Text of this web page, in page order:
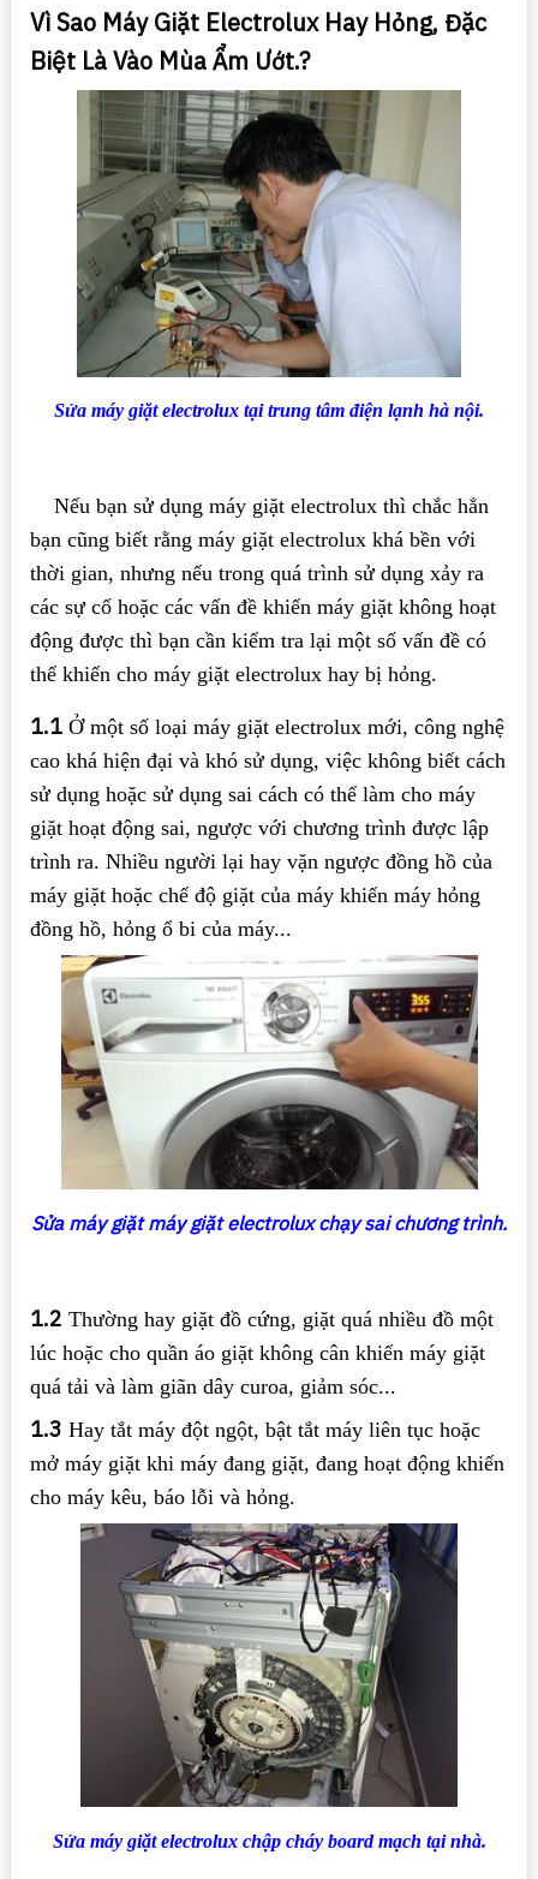
Vì Sao Máy Giặt Electrolux Hay Hỏng, Đặc
Biệt Là Vào Mùa Ẩm Ướt.?
Sửa máy giặt electrolux tại trung tâm điện lạnh hà nội.
Nếu bạn sử dụng máy giặt electrolux thì chắc hẳn
bạn cũng biết rằng máy giặt electrolux khá bền với
thời gian, nhưng nếu trong quá trình sử dụng xảy ra
các sự cố hoặc các vấn đề khiến máy giặt không hoạt
động được thì bạn cần kiểm tra lại một số vấn đề có
thể khiến cho máy giặt electrolux hay bị hỏng.
1.1 Ở một số loại máy giặt electrolux mới, công nghệ
cao khá hiện đại và khó sử dụng, việc không biết cách
sử dụng hoặc sử dụng sai cách có thể làm cho máy
giặt hoạt động sai, ngược với chương trình được lập
trình ra. Nhiều người lại hay vặn ngược đồng hồ của
máy giặt hoặc chế độ giặt của máy khiến máy hỏng
đồng hồ, hỏng ổ bi của máy...
Sửa máy giặt máy giặt electrolux chạy sai chương trình.
1.2 Thường hay giặt đồ cứng, giặt quá nhiều đồ một
lúc hoặc cho quần áo giặt không cân khiến máy giặt
quá tải và làm giãn dây curoa, giảm sóc...
1.3 Hay tắt máy đột ngột, bật tắt máy liên tục hoặc
mở máy giặt khi máy đang giặt, đang hoạt động khiến
cho máy kêu, báo lỗi và hỏng.
Sửa máy giặt electrolux chập cháy board mạch tại nhà.